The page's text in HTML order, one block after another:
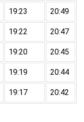
19:23 20:49
19:22 20:47
19:20 20:45
19:19 20:44
19:17 20:42